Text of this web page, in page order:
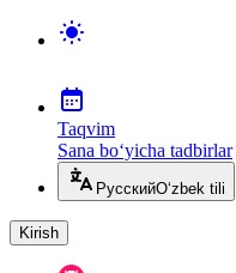
Taqvim
Sana bo‘yicha tadbirlar
РусскийO‘zbek tili
Kirish